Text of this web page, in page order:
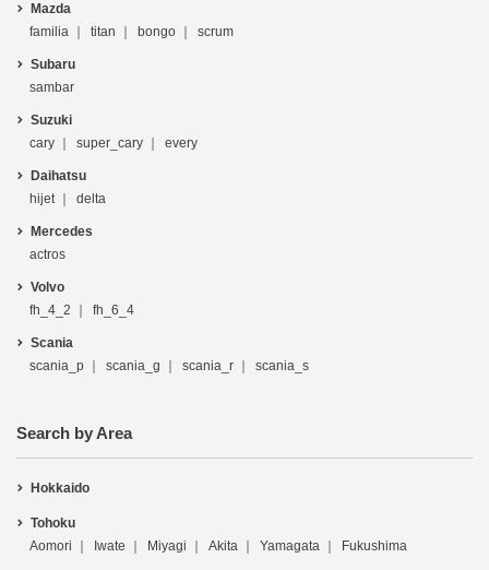
Mazda
familia
titan bongo scrum
Subaru
sambar
Suzuki
cary
super_cary every
Daihatsu
hijet
delta
Mercedes
actros
Volvo
fh_4_2
fh_6_4
Scania
scania_p
scania_g scania_r scania_s
Search by Area
Hokkaido
Tohoku
Aomori
Iwate Miyagi Akita Yamagata Fukushima